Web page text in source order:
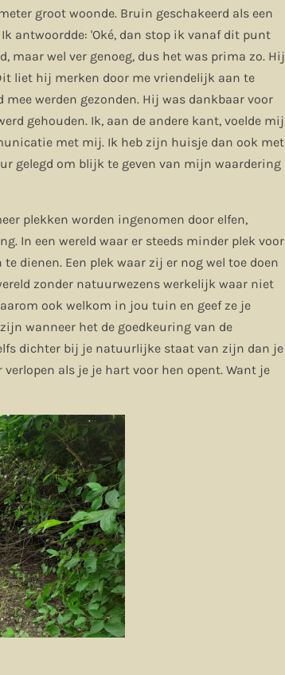
groot woonde. Bruin geschakeerd als een
antwoordde: 'Oké, dan stop ik vanaf dit punt
maar wel ver genoeg, dus het was prima zo. Hij
liet hij merken door me vriendelijk aan te
werden gezonden. Hij was dankbaar voor
gehouden. Ik, aan de andere kant, voelde mij
met mij. Ik heb zijn huisje dan ook met
gelegd om blijk te geven van mijn waardering
plekken worden ingenomen door elfen,
In een wereld waar er steeds minder plek voor
dienen. Een plek waar zij er nog wel toe doen
zonder natuurwezens werkelijk waar niet
ook welkom in jou tuin en geef ze je
wanneer het de goedkeuring van de
dichter bij je natuurlijke staat van zijn dan je
als je je hart voor hen opent. Want je